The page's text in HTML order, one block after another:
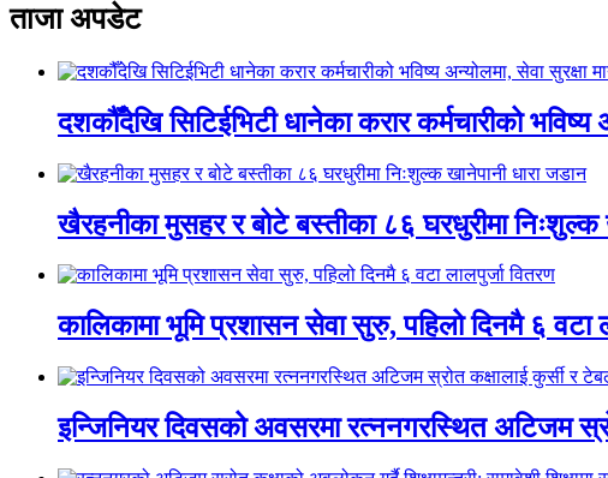
ताजा अपडेट
दशकौँदेखि सिटिईभिटी धानेका करार कर्मचारीको भविष्य
खैरहनीका मुसहर र बोटे बस्तीका ८६ घरधुरीमा निःशुल्क
कालिकामा भूमि प्रशासन सेवा सुरु, पहिलो दिनमै ६ वटा
इन्जिनियर दिवसको अवसरमा रत्ननगरस्थित अटिजम